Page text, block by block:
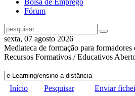
Bolsa de Emprego
Fórum
sexta, 07 agosto 2026
Mediateca de formação para
Recursos Formativos / Educativos
Início Pesquisar Enviar